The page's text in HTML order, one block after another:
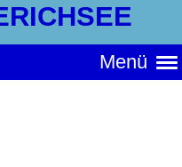
Menü